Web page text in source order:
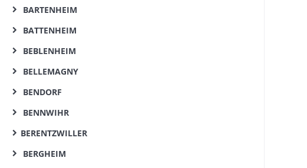
BARTENHEIM
BATTENHEIM
BEBLENHEIM
BELLEMAGNY
BENDORF
BENNWIHR
BERENTZWILLER
BERGHEIM